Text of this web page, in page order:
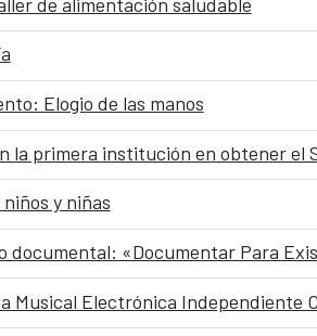
Elogio de las manos
la primera institución en obtener el
y niñas
documental: «Documentar Para
Musical Electrónica Independiente